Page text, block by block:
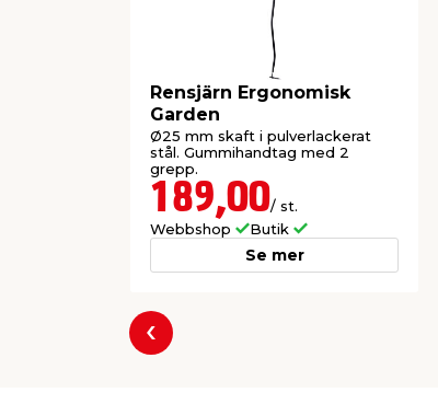
Rensjärn Ergonomisk
Garden
Ø25 mm skaft i pulverlackerat
stål. Gummihandtag med 2
grepp.
189,00/ st.
Webbshop
Butik
Se mer
Föregående